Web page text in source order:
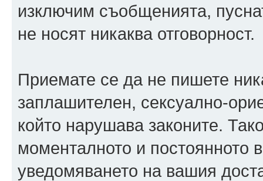
изключим съобщенията,
не носят никаква отговорност.
Приемате се да не пишете
заплашителен, сексуално-
който нарушава законите.
моменталното и постоянното
уведомяването на вашия